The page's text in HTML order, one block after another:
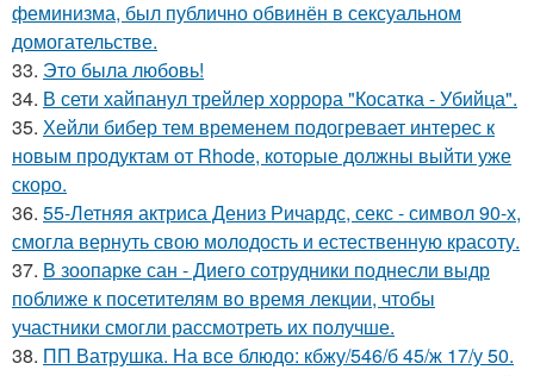
феминизма, был публично обвинён в сексуальном
домогательстве.
33. Это была любовь!
34. В сети хайпанул трейлер хоррора "Косатка - Убийца".
35. Хейли бибер тем временем подогревает интерес к
новым продуктам от Rhode, которые должны выйти уже
скоро.
36. 55-Летняя актриса Дениз Ричардс, секс - символ 90-х,
смогла вернуть свою молодость и естественную красоту.
37. В зоопарке сан - Диего сотрудники поднесли выдр
поближе к посетителям во время лекции, чтобы
участники смогли рассмотреть их получше.
38. ПП Ватрушка. На все блюдо: кбжу/546/б 45/ж 17/у 50.